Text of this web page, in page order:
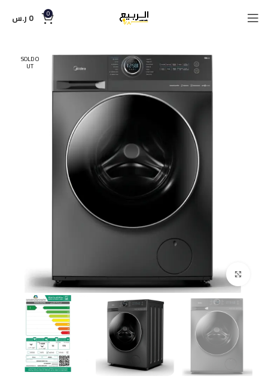
0
0 ر.س
SOLD O
UT
Click to enlarge